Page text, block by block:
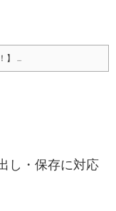
】 ...
し・保存に対応